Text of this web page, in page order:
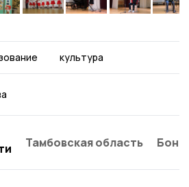
культура
Тамбовская область